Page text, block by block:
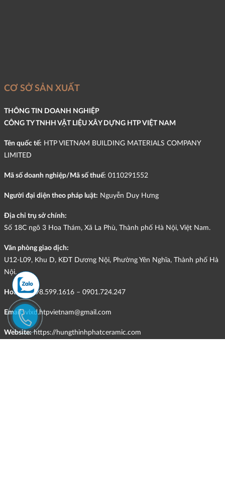
CƠ SỞ SẢN XUẤT
THÔNG TIN DOANH NGHIỆP
CÔNG TY TNHH VẬT LIỆU XÂY DỰNG HTP VIỆT NAM
Tên quốc tế: HTP VIETNAM BUILDING MATERIALS COMPANY
LIMITED
Mã số doanh nghiệp/Mã số thuế: 0110291552
Người đại diện theo pháp luật: Nguyễn Duy Hưng
Địa chỉ trụ sở chính:
Số 18C ngõ 3 Hoa Thám, Xã La Phù, Thành phố Hà Nội, Việt Nam.
Văn phòng giao dịch:
U12-L09, Khu D, KĐT Dương Nội, Phường Yên Nghĩa, Thành phố Hà
Nội.
Hotline:098.599.1616 – 0901.724.247
Email: vlxd.htpvietnam@gmail.com
Website: https://hungthinhphatceramic.com